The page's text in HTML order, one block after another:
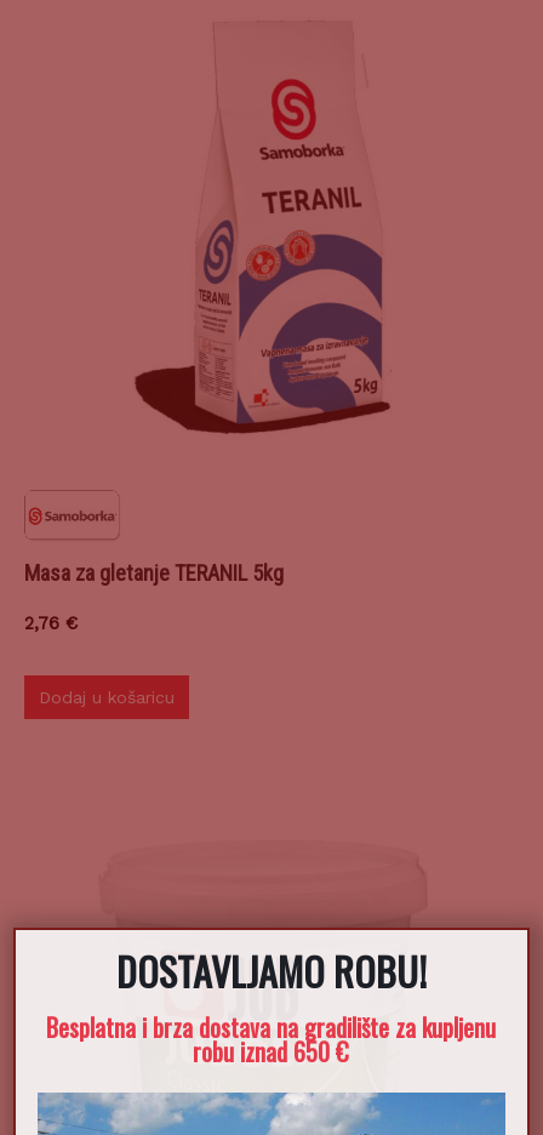
Masa za gletanje TERANIL 5kg
2,76 €
Dodaj u košaricu
DOSTAVLJAMO ROBU!
Besplatna i brza dostava na gradilište za kupljenu
robu iznad 650 €